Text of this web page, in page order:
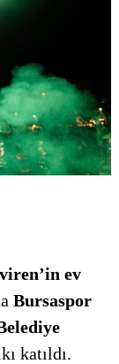
ev
Bursaspor
katıldı.